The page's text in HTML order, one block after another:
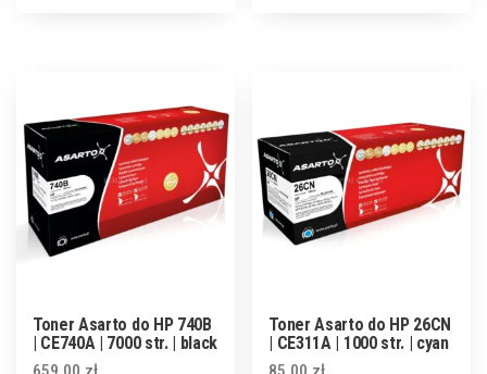
Toner Asarto do HP 740B
| CE740A | 7000 str. | black
Toner Asarto do HP 26CN
| CE311A | 1000 str. | cyan